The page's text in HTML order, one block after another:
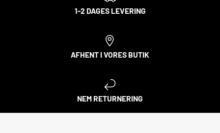
1-2 DAGES LEVERING
AFHENT I VORES BUTIK
NEM RETURNERING